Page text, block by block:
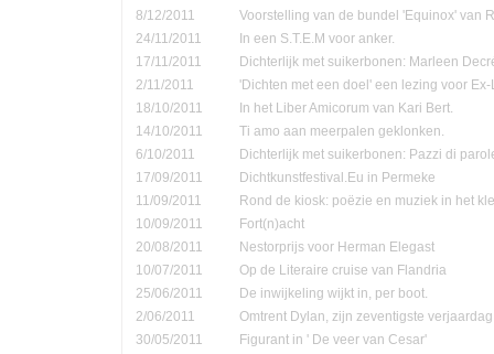
8/12/2011
Voorstelling van de bundel 'Equinox' van
24/11/2011
In een S.T.E.M voor anker.
17/11/2011
Dichterlijk met suikerbonen: Marleen
2/11/2011
'Dichten met een doel' een lezing voor
18/10/2011
In het Liber Amicorum van Kari Bert.
14/10/2011
Ti amo aan meerpalen geklonken.
6/10/2011
Dichterlijk met suikerbonen: Pazzi di
17/09/2011
Dichtkunstfestival.Eu in Permeke
11/09/2011
Rond de kiosk: poëzie en muziek in het
10/09/2011
Fort(n)acht
20/08/2011
Nestorprijs voor Herman Elegast
10/07/2011
Op de Literaire cruise van Flandria
25/06/2011
De inwijkeling wijkt in, per boot.
2/06/2011
Omtrent Dylan, zijn zeventigste verjaardag
30/05/2011
Figurant in ' De veer van Cesar'